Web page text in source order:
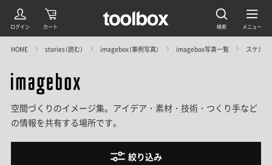
HOME stories（読む） imagebox（事例写真） imagebox写真一覧 スケル
空間づくりのイメージ集。アイデア・素材・技術・つくり手など
の情報を共有する場所です。
絞り込み